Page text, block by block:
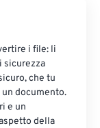
i file: li
sicurezza
che tu
documento.
e un
della